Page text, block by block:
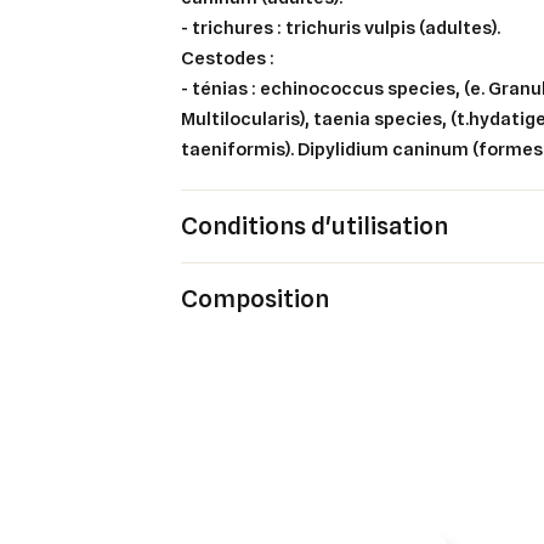
- trichures : trichuris vulpis (adultes).
Cestodes :
- ténias : echinococcus species, (e.
Multilocularis), taenia species,
taeniformis). Dipylidium caninum
Conditions d'utilisation
Composition